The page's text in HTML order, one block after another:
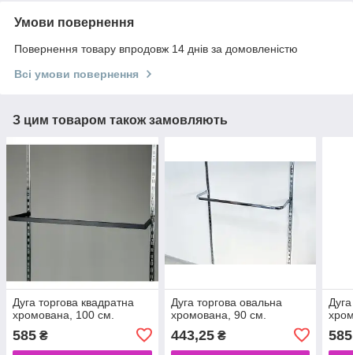
Умови повернення
Повернення товару впродовж 14 днів за домовленістю
Всі умови повернення
З цим товаром також замовляють
Дуга торгова квадратна
хромована, 100 см.
585 ₴
Дуга торгова овальна
хромована, 90 см.
443,25₴ 585